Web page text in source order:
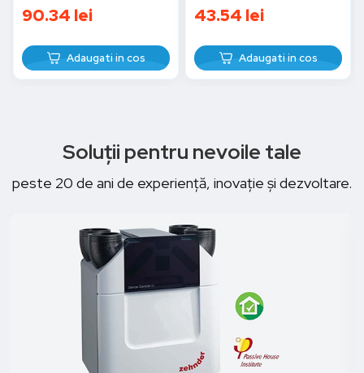
90.34 lei
Adaugati in cos
43.54 lei
Adaugati in cos
Soluții pentru nevoile tale
peste 20 de ani de experiență, inovație și dezvoltare.